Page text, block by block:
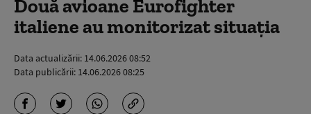
Două avioane Eurofighter
italiene au monitorizat situația
Data actualizării: 14.06.2026 08:52
Data publicării: 14.06.2026 08:25